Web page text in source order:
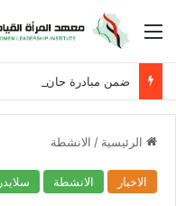
القائمة
ضمن مبادرة حان الوقت
الرئيسية / الانشطة
الاخبار الانشطة سلايدر